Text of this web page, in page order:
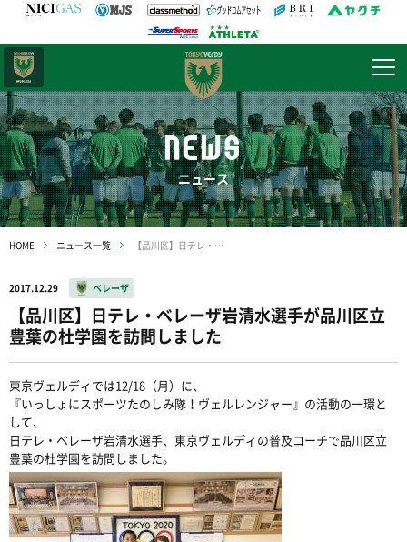
NEWS
ニュース
HOME ニュース一覧 【品川区】日テレ・ベレーザ岩清水選手が品川区立豊葉の杜学園を訪問しました
2017.12.29 ベレーザ
【品川区】日テレ・ベレーザ岩清水選手が品川区立
豊葉の杜学園を訪問しました
東京ヴェルディでは12/18（月）に、
『いっしょにスポーツたのしみ隊！ヴェルレンジャー』の活動の一環と
して、
日テレ・ベレーザ岩清水選手、東京ヴェルディの普及コーチで品川区立
豊葉の杜学園を訪問しました。